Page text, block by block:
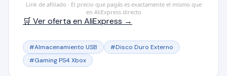
Link de afiliado · El precio que pagás es exactamente el mismo que
en AliExpress directo
🛒 Ver oferta en AliExpress →
#Almacenamiento USB
#Disco Duro Externo
#Gaming PS4 Xbox